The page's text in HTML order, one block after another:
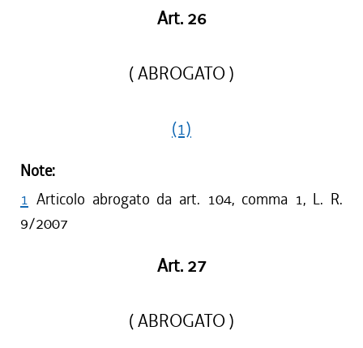
Art. 26
( ABROGATO )
(1)
Note:
1 Articolo abrogato da art. 104, comma 1, L. R.
9/2007
Art. 27
( ABROGATO )